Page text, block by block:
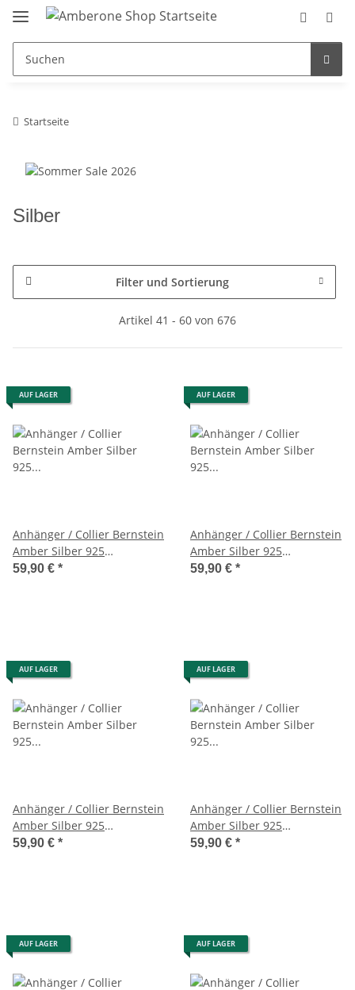
Startseite
Silber
Filter und Sortierung
Artikel 41 - 60 von 676
AUF LAGER
Anhänger / Collier Bernstein
Amber Silber 925
Unikat,Handarbeit (A2182)
59,90 € *
AUF LAGER
Anhänger / Collier Bernstein
Amber Silber 925
Unikat,Handarbeit (A2183)
59,90 € *
AUF LAGER
Anhänger / Collier Bernstein
Amber Silber 925
Unikat,Handarbeit (A2184)
59,90 € *
AUF LAGER
Anhänger / Collier Bernstein
Amber Silber 925
Unikat,Handarbeit (A2185)
59,90 € *
AUF LAGER AUF LAGER